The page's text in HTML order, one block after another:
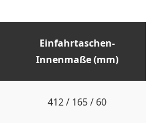
Einfahrtaschen-
Innenmaße (mm)
412 / 165 / 60